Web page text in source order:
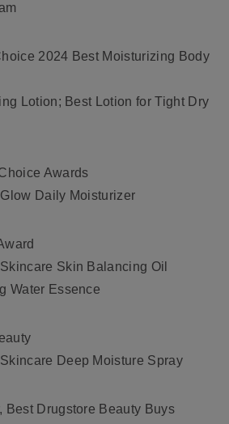
2024 Best Moisturizing Body
Lotion; Best Lotion for Tight Dry
Awards
Daily Moisturizer
Skin Balancing Oil
Water Essence
Deep Moisture Spray
Best Drugstore Beauty Buys